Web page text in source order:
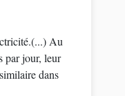
Au
par jour, leur
dans